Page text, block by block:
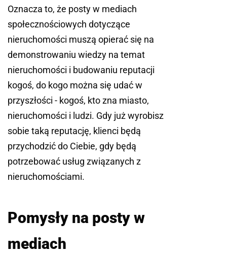
Oznacza to, że posty w mediach
społecznościowych dotyczące
nieruchomości muszą opierać się na
demonstrowaniu wiedzy na temat
nieruchomości i budowaniu reputacji
kogoś, do kogo można się udać w
przyszłości - kogoś, kto zna miasto,
nieruchomości i ludzi. Gdy już wyrobisz
sobie taką reputację, klienci będą
przychodzić do Ciebie, gdy będą
potrzebować usług związanych z
nieruchomościami.
Pomysły na posty w
mediach